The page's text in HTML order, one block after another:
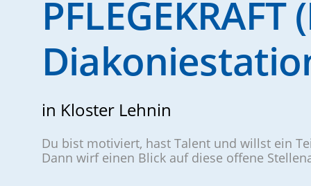
in Kloster Lehnin
Du bist motiviert, hast Talent und willst ein
Dann wirf einen Blick auf diese offene